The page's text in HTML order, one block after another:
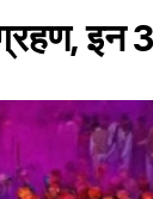
इन